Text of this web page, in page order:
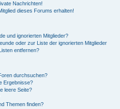
Nachrichten!
dieses Forums erhalten!
und ignorierten Mitglieder?
oder zur Liste der ignorierten Mitglieder
entfernen?
durchsuchen?
Ergebnisse?
leere Seite?
Themen finden?